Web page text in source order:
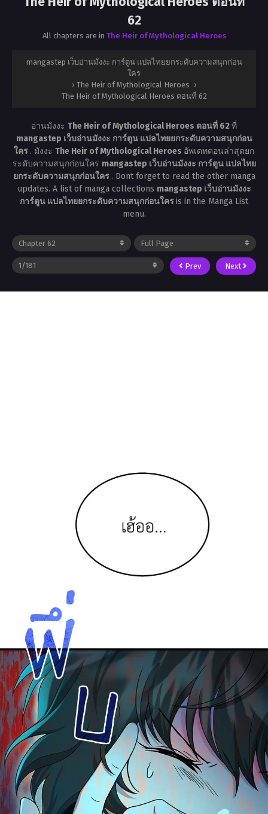
62
All chapters are in The Heir of Mythological Heroes
mangastep เว็บอ่านมังงะ การ์ตูน แปลไทยยกระดับความสนุกก่อน
ใคร
› The Heir of Mythological Heroes ›
The Heir of Mythological Heroes ตอนที่ 62
อ่านมังงะ The Heir of Mythological Heroes ตอนที่ 62ที่
mangastep เว็บอ่านมังงะ การ์ตูน แปลไทยยกระดับความสนุกก่อน
ใคร . มังงะ The Heir of Mythological Heroes อัพเดทตอนล่าสุดยก
ระดับความสนุกก่อนใคร mangastep เว็บอ่านมังงะ การ์ตูน แปลไทย
ยกระดับความสนุกก่อนใคร . Dont forget to read the other manga
updates. A list of manga collections mangastep เว็บอ่านมังงะ
การ์ตูน แปลไทยยกระดับความสนุกก่อนใครis in the Manga List
menu.
Prev Next